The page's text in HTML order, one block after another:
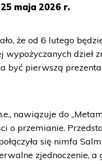
maja 2026 r.
że od 6 lutego
wypożyczanych dzieł
być pierwszą
nawiązuje do
o przemianie.
się nimfa
zjednoczenie, a